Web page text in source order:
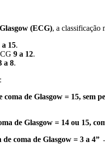
(ECG), a classificação
a 15.
9 a 12.
a 8.
coma de Glasgow = 15, sem
de Glasgow = 14 ou 15,
coma de Glasgow = 3 a 4”